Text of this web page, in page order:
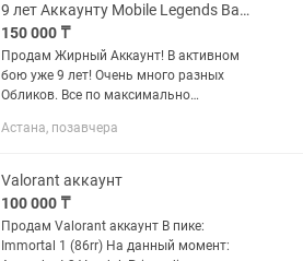
9 лет Аккаунту Mobile Legends Bang Bang
150 000 ₸
Продам Жирный Аккаунт! В активном
бою уже 9 лет! Очень много разных
Обликов. Все по максимально
Имеются Боевые очки 990 000 тыс. И
Астана, позавчера
Valorant аккаунт
100 000 ₸
Продам Valorant аккаунт В пике:
Immortal 1 (86rr) На данный момент: